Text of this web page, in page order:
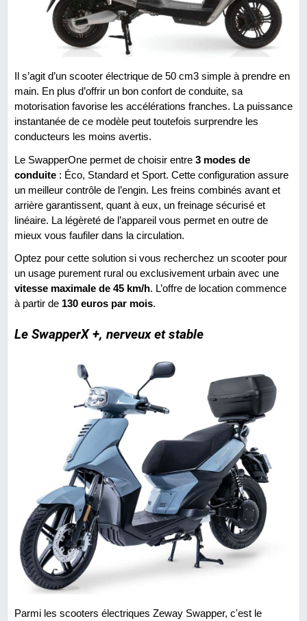
Il s’agit d’un scooter électrique de 50 cm3 simple à prendre en
main. En plus d’offrir un bon confort de conduite, sa
motorisation favorise les accélérations franches. La puissance
instantanée de ce modèle peut toutefois surprendre les
conducteurs les moins avertis.
Le SwapperOne permet de choisir entre 3 modes de
conduite : Éco, Standard et Sport. Cette configuration assure
un meilleur contrôle de l’engin. Les freins combinés avant et
arrière garantissent, quant à eux, un freinage sécurisé et
linéaire. La légèreté de l’appareil vous permet en outre de
mieux vous faufiler dans la circulation.
Optez pour cette solution si vous recherchez un scooter pour
un usage purement rural ou exclusivement urbain avec une
vitesse maximale de 45 km/h. L’offre de location commence
à partir de 130 euros par mois.
Le SwapperX +, nerveux et stable
Parmi les scooters électriques Zeway Swapper, c'est le